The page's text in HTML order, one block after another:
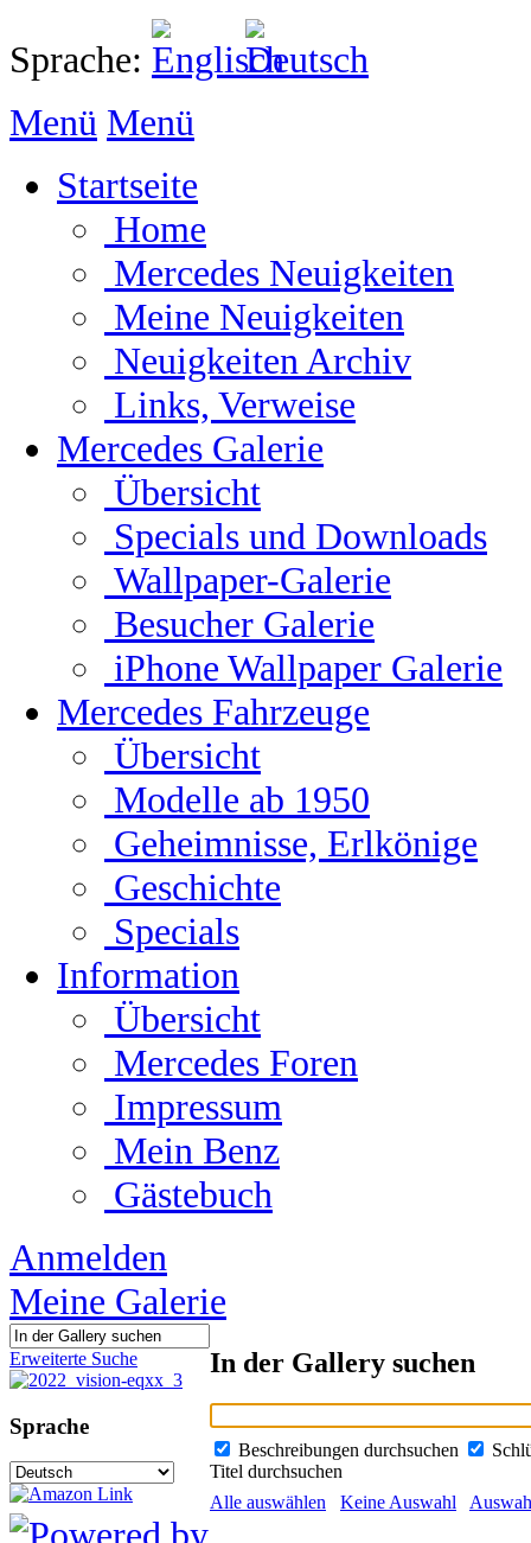
Sprache:
Menü Menü
Startseite
Home
Mercedes Neuigkeiten
Meine Neuigkeiten
Neuigkeiten Archiv
Links, Verweise
Mercedes Galerie
Übersicht
Specials und Downloads
Wallpaper-Galerie
Besucher Galerie
iPhone Wallpaper Galerie
Mercedes Fahrzeuge
Übersicht
Modelle ab 1950
Geheimnisse, Erlkönige
Geschichte
Specials
Information
Übersicht
Mercedes Foren
Impressum
Mein Benz
Gästebuch
Anmelden
Meine Galerie
Erweiterte Suche
Sprache
In der Gallery suchen
Beschreibungen durchsuchen
Titel durchsuchen
Alle auswählen
Keine Auswahl